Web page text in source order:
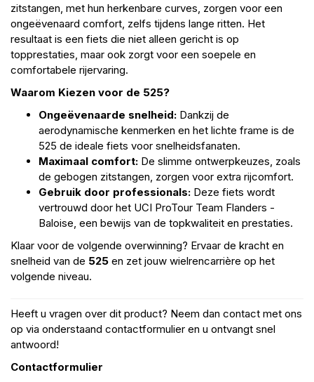
zitstangen, met hun herkenbare curves, zorgen voor een
ongeëvenaard comfort, zelfs tijdens lange ritten. Het
resultaat is een fiets die niet alleen gericht is op
topprestaties, maar ook zorgt voor een soepele en
comfortabele rijervaring.
Waarom Kiezen voor de 525?
Ongeëvenaarde snelheid: Dankzij de
aerodynamische kenmerken en het lichte frame is de
525 de ideale fiets voor snelheidsfanaten.
Maximaal comfort: De slimme ontwerpkeuzes, zoals
de gebogen zitstangen, zorgen voor extra rijcomfort.
Gebruik door professionals: Deze fiets wordt
vertrouwd door het UCI ProTour Team Flanders -
Baloise, een bewijs van de topkwaliteit en prestaties.
Klaar voor de volgende overwinning? Ervaar de kracht en
snelheid van de 525 en zet jouw wielrencarrière op het
volgende niveau.
Heeft u vragen over dit product? Neem dan contact met ons
op via onderstaand contactformulier en u ontvangt snel
antwoord!
Contactformulier